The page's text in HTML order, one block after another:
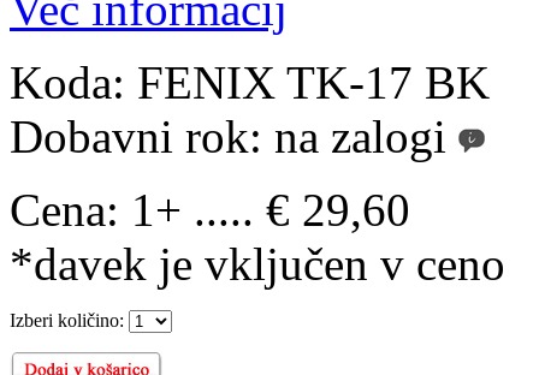
Koda: FENIX TK-17 BK
Dobavni rok: na zalogi
Cena: 1+ ..... € 29,60
*davek je vključen v ceno
Izberi količino: